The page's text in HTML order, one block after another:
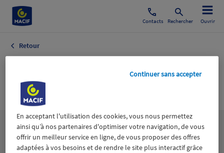
Contacts Rechercher Ouvrir
Retour
Economie Agenda
Economique
Lesthématiques
En acceptant l'utilisation des cookies, vous nous permettez
ainsi qu’à nos partenaires d'optimiser votre navigation, de vous
offrir un meilleur service en ligne, de vous proposer des offres
adaptées à vos besoins et de rendre le site plus interactif grâce
Continuer sans accepter